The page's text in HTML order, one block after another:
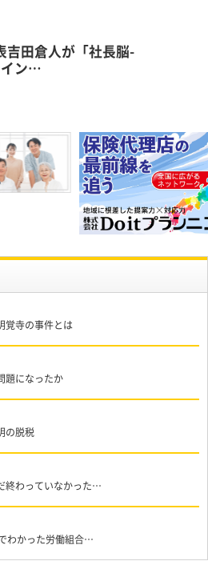
吉田倉人が「社長脳-
ン…
覚寺の事件とは
題になったか
の脱税
終わっていなかった…
わかった労働組合…